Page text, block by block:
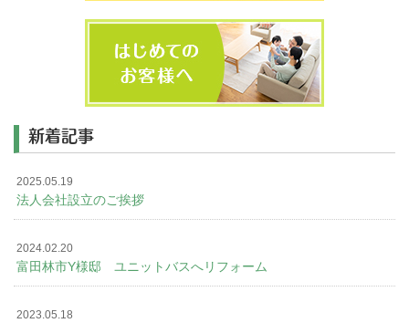
新着記事
2025.05.19
法人会社設立のご挨拶
2024.02.20
富田林市Y様邸 ユニットバスへリフォーム
2023.05.18